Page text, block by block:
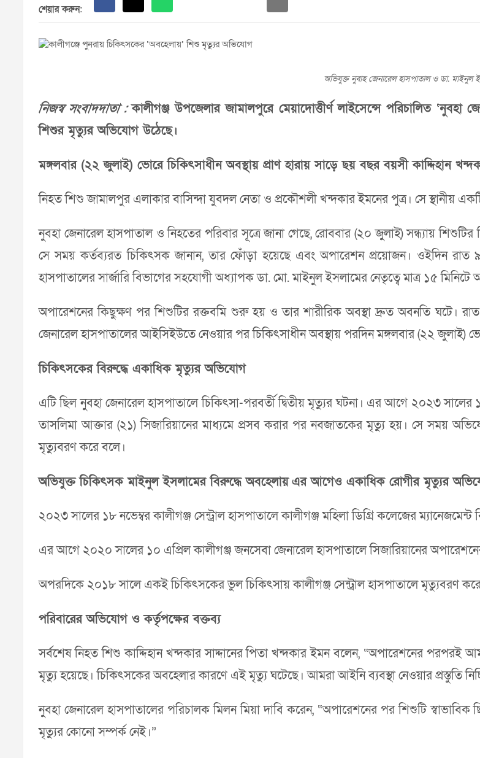
শেয়ার করুন:
অভিযুক্ত নুবাহ জেনারেল হাসপাতাল ও ডা. মাইনুল
নিজস্ব সংবাদদাতা :কালীগঞ্জ উপজেলার জামালপুরে মেয়াদোত্তীর্ণ লাইসেন্সে পরিচালিত
শিশুর মৃত্যুর অভিযোগ উঠেছে।
মঙ্গলবার (২২ জুলাই) ভোরে চিকিৎসাধীন অবস্থায় প্রাণ হারায় সাড়ে ছয় বছর বয়সী কাদ্দিহান
নিহত শিশু জামালপুর এলাকার বাসিন্দা যুবদল নেতা ও প্রকৌশলী খন্দকার ইমনের পুত্র। সে স্থানীয়
নুবহা জেনারেল হাসপাতাল ও নিহতের পরিবার সূত্রে জানা গেছে, রোববার (২০ জুলাই) সন্ধ্যায়
সে সময় কর্তব্যরত চিকিৎসক জানান, তার ফোঁড়া হয়েছে এবং অপারেশন প্রয়োজন। ওইদিন রাত
হাসপাতালের সার্জারি বিভাগের সহযোগী অধ্যাপক ডা. মো. মাইনুল ইসলামের নেতৃত্বে মাত্র ১৫ মিনিটে
অপারেশনের কিছুক্ষণ পর শিশুটির রক্তবমি শুরু হয় ও তার শারীরিক অবস্থা দ্রুত অবনতি ঘটে।
জেনারেল হাসপাতালের আইসিইউতে নেওয়ার পর চিকিৎসাধীন অবস্থায় পরদিন মঙ্গলবার (২২ জুলাই)
চিকিৎসকের বিরুদ্ধে একাধিক মৃত্যুর অভিযোগ
এটি ছিল নুবহা জেনারেল হাসপাতালে চিকিৎসা-পরবর্তী দ্বিতীয় মৃত্যুর ঘটনা। এর আগে ২০২৩ সালের
তাসলিমা আক্তার (২১) সিজারিয়ানের মাধ্যমে প্রসব করার পর নবজাতকের মৃত্যু হয়। সে সময়
মৃত্যুবরণ করে বলে।
অভিযুক্ত চিকিৎসক মাইনুল ইসলামের বিরুদ্ধেঅবহেলায়এর আগেও একাধিকরোগীর মৃত্যুর
২০২৩ সালের ১৮ নভেম্বর কালীগঞ্জ সেন্ট্রাল হাসপাতালে কালীগঞ্জ মহিলা ডিগ্রি কলেজের
এর আগে ২০২০ সালের ১০ এপ্রিল কালীগঞ্জ জনসেবা জেনারেল হাসপাতালে সিজারিয়ানের
অপরদিকে ২০১৮ সালে একই চিকিৎসকের ভুল চিকিৎসায় কালীগঞ্জ সেন্ট্রাল হাসপাতালে মৃত্যুবরণ
পরিবারের অভিযোগ ও কর্তৃপক্ষের বক্তব্য
সর্বশেষ নিহত শিশু কাদ্দিহান খন্দকার সাদ্দানের পিতা খন্দকার ইমন বলেন, “অপারেশনের পরপরই
মৃত্যু হয়েছে। চিকিৎসকের অবহেলার কারণে এই মৃত্যু ঘটেছে। আমরা আইনি ব্যবস্থা নেওয়ার প্রস্তুতি
নুবহা জেনারেল হাসপাতালের পরিচালক মিলন মিয়া দাবি করেন, “অপারেশনের পর শিশুটি
মৃত্যুর কোনো সম্পর্ক নেই।”